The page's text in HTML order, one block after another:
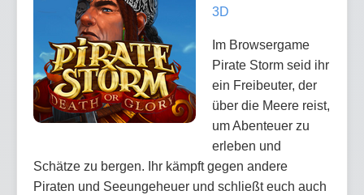
3D
Im Browsergame
Pirate Storm seid ihr
ein Freibeuter, der
über die Meere reist,
um Abenteuer zu
erleben und
Schätze zu bergen. Ihr kämpft gegen andere
Piraten und Seeungeheuer und schließt euch auch